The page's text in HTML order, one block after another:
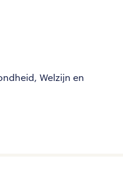
Welzijn en